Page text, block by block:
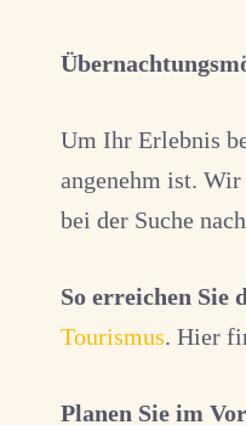
Um Ihr Erlebnis
angenehm ist.
bei der Suche
So erreichen Sie
Tourismus. Hier
Planen Sie im